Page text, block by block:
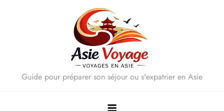
Guide pour préparer son séjour ou s'expatrier en Asie